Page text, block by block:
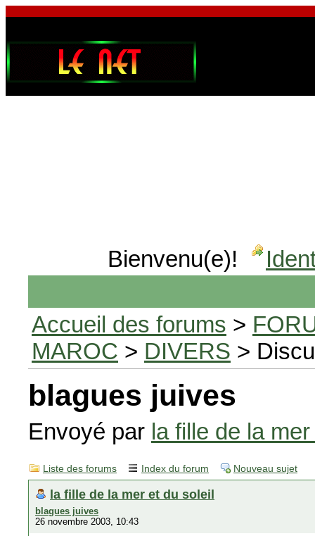
Bienvenu(e)!
Accueil des forums >
MAROC > DIVERS >
blagues juives
Envoyé par la fille de la
Liste des forums Index du forum Nouveau sujet
la fille de la mer et du soleil
blagues juives
26 novembre 2003, 10:43